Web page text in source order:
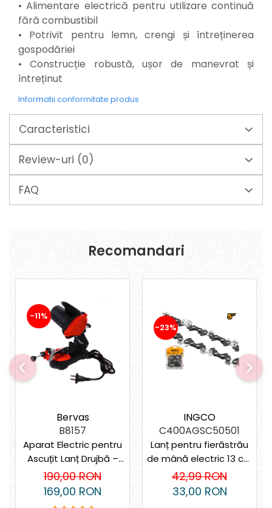
Flexuri
Mixere mortar
Motoare electrice
Pistoale de bătut cuie
Polizoare
Seturi aparate electrice
Unelte multifuncționale
Scule manuale
Aparate de Tăiat Gresie
Briceag multifuncțional
Ciocan
Clești
Scule pentru grădină
Tirbușoane și deschizătoare de
sticle
Trimmere
Trusă tubulare
Unelte pentru grădină
Motoforeze și Burghie de Pământ
Ventilatoare
• Alimentare electrică pentru utilizare continuă
fără combustibil
• Potrivit pentru lemn, crengi și întreținerea
gospodăriei
• Construcție robustă, ușor de manevrat și
întreținut
Informatii conformitate produs
Caracteristici
Review-uri (0)
FAQ
Recomandari
-11%
Bervas
B8157
Aparat Electric pentru
Ascuțit Lanț Drujbă –
85W, Unghi Reglabil, Uz
Casnic și Semi-
Profesional
190,00 RON
169,00 RON
-23%
INGCO
C400AGSC50501
Lanț pentru fierăstrău
de mână electric 13 cm
(5")
42,99 RON
33,00 RON